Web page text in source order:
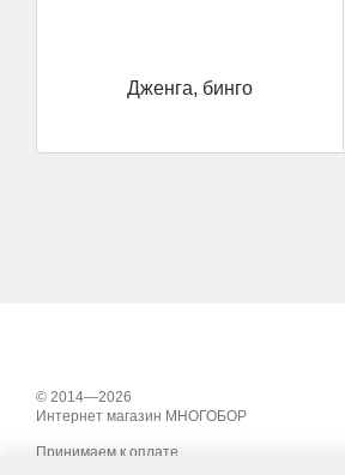
Дженга, бинго
© 2014—2026
Интернет магазин МНОГОБОР
Принимаем к оплате